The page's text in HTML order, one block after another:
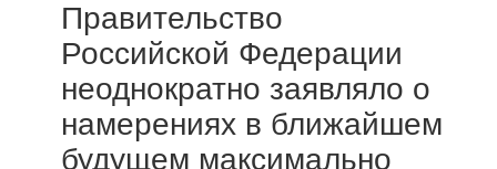
Правительство
Российской Федерации
неоднократно заявляло о
намерениях в ближайшем
будущем максимально